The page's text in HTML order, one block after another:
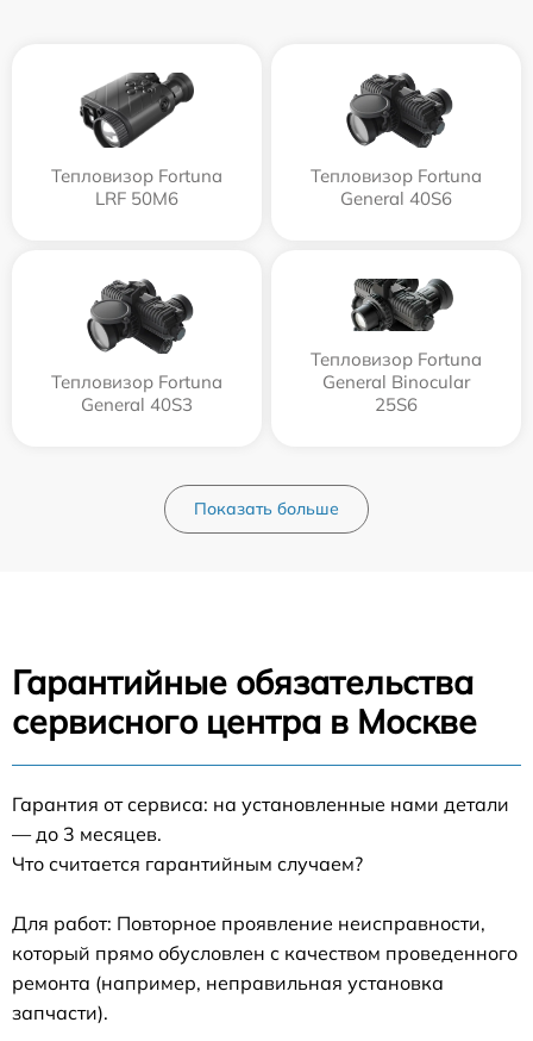
Тепловизор Fortuna
LRF 50M6
Тепловизор Fortuna
General 40S6
Тепловизор Fortuna
General 40S3
Тепловизор Fortuna
General Binocular
25S6
Показать больше
Гарантийные обязательства
сервисного центра в Москве
Гарантия от сервиса: на установленные нами детали
— до 3 месяцев.
Что считается гарантийным случаем?
Для работ: Повторное проявление неисправности,
который прямо обусловлен с качеством проведенного
ремонта (например, неправильная установка
запчасти).